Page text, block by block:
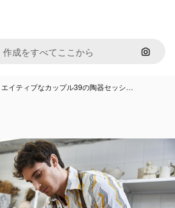
画像で
イティブなカップル39の陶器セッシ…